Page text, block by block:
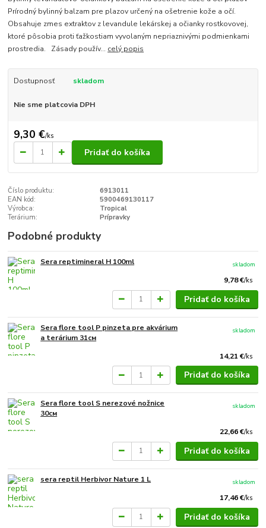
Prírodný bylinný balzam pre plazov určený na ošetrenie kože a očí.
Obsahuje zmes extraktov z levandule lekárskej a očianky rostkovovej,
ktoré pôsobia proti ťažkostiam vyvolaným nepriaznivými podmienkami
prostredia. Zásady použív... celý popis
Dostupnosť skladom
Nie sme platcovia DPH
9,30 €/ks
Pridať do košíka
Číslo produktu:
6913011
EAN kód:
5900469130117
Výrobca:
Tropical
Terárium:
Prípravky
Podobné produkty
Sera reptimineral H 100ml
9,78 €/ks
skladom
Pridať do košíka
Sera flore tool P pinzeta pre akvárium
a terárium 31см
14,21 €/ks
skladom
Pridať do košíka
Sera flore tool S nerezové nožnice
30см
22,66 €/ks
skladom
Pridať do košíka
sera reptil Herbivor Nature 1 L
17,46 €/ks
skladom
Pridať do košíka